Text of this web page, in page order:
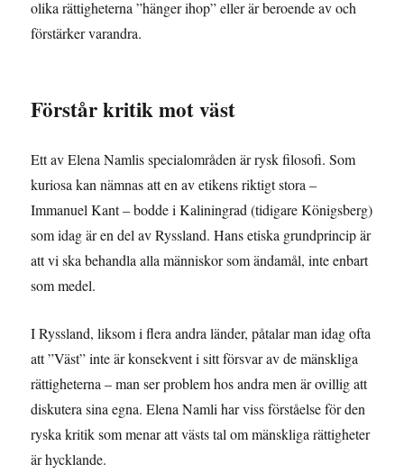
olika rättigheterna ”hänger ihop” eller är beroende av och
förstärker varandra.
Förstår kritik mot väst
Ett av Elena Namlis specialområden är rysk filosofi. Som
kuriosa kan nämnas att en av etikens riktigt stora –
Immanuel Kant – bodde i Kaliningrad (tidigare Königsberg)
som idag är en del av Ryssland. Hans etiska grundprincip är
att vi ska behandla alla människor som ändamål, inte enbart
som medel.
I Ryssland, liksom i flera andra länder, påtalar man idag ofta
att ”Väst” inte är konsekvent i sitt försvar av de mänskliga
rättigheterna – man ser problem hos andra men är ovillig att
diskutera sina egna. Elena Namli har viss förståelse för den
ryska kritik som menar att västs tal om mänskliga rättigheter
är hycklande.